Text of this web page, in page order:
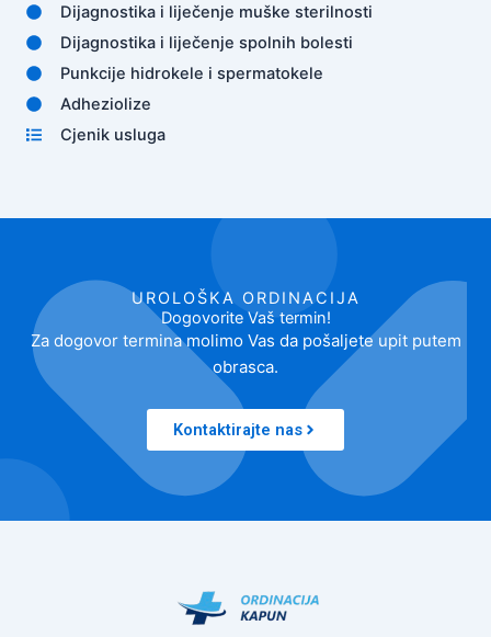
Dijagnostika i liječenje muške sterilnosti
Dijagnostika i liječenje spolnih bolesti
Punkcije hidrokele i spermatokele
Adheziolize
Cjenik usluga
UROLOŠKA ORDINACIJA
Dogovorite Vaš termin!
Za dogovor termina molimo Vas da pošaljete upit putem
obrasca.
Kontaktirajte nas